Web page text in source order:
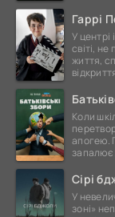
Гаррі
У центрі
світі,
життя,
Коли
апогею.
запалює
Сірі
У
зоні»